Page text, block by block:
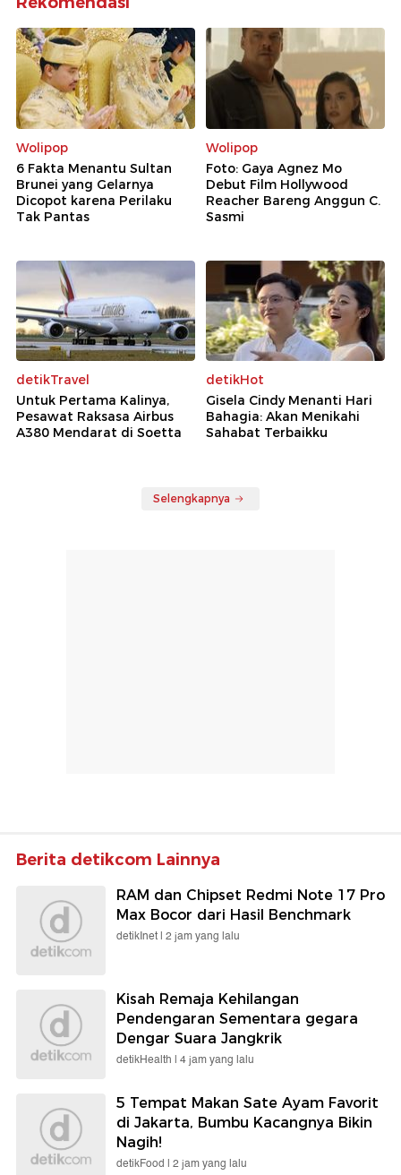
Wolipop
6 Fakta Menantu Sultan
Brunei yang Gelarnya
Dicopot karena Perilaku
Tak Pantas
Wolipop
Foto: Gaya Agnez Mo
Debut Film Hollywood
Reacher Bareng Anggun C.
Sasmi
detikTravel
Untuk Pertama Kalinya,
Pesawat Raksasa Airbus
A380 Mendarat di Soetta
detikHot
Gisela Cindy Menanti Hari
Bahagia: Akan Menikahi
Sahabat Terbaikku
Selengkapnya
Berita detikcom Lainnya
RAM dan Chipset Redmi Note 17 Pro
Max Bocor dari Hasil Benchmark
detikInet | 2 jam yang lalu
Kisah Remaja Kehilangan
Pendengaran Sementara gegara
Dengar Suara Jangkrik
detikHealth | 4 jam yang lalu
5 Tempat Makan Sate Ayam Favorit
di Jakarta, Bumbu Kacangnya Bikin
Nagih!
detikFood | 2 jam yang lalu